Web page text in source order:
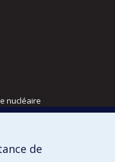
nucléaire
physique
de